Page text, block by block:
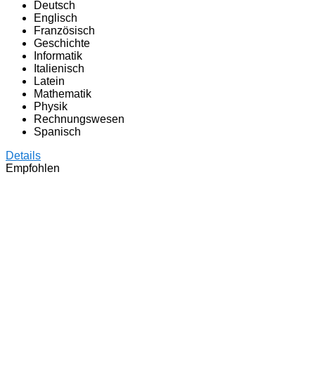
Deutsch
Englisch
Französisch
Geschichte
Informatik
Italienisch
Latein
Mathematik
Physik
Rechnungswesen
Spanisch
Details
Empfohlen